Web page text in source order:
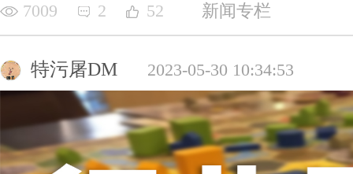
7009 2 52 新闻专栏
特污屠DM 2023-05-30 10:34:53